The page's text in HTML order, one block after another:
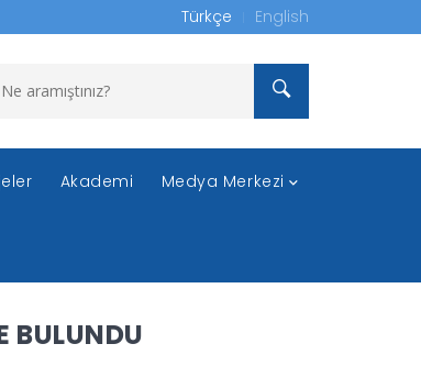
Türkçe English
Akademi Medya Merkezi
BULUNDU